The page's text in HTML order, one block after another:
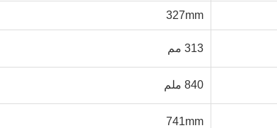
327mm
313 مم
840 ملم
741mm